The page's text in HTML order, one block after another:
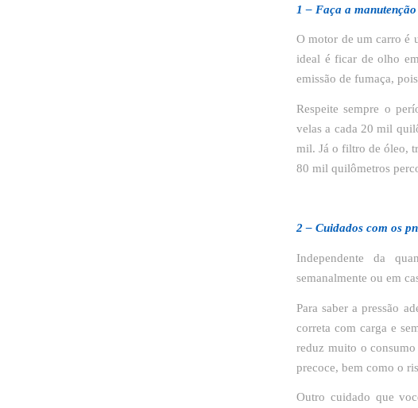
1 – Faça a
O motor de um carro é
ideal é ficar de olho
emissão de fumaça,
Respeite sempre o
velas a cada 20 mil
mil. Já o filtro de óleo,
80 mil quilômetros
2 – Cuidados com os
Independente da
semanalmente ou em
Para saber a pressão
correta com carga e
reduz muito o consumo
precoce, bem como o
Outro cuidado que